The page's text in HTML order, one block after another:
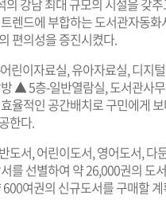
렌드에 부합하는 도서관자동
편의성을 증진시켰다.
린이자료실, 유아자료실, 디지
▲ 5층-일반열람실, 도서관사
율적인 공간배치로 구민에게
한다.
도서, 어린이도서, 영어도서, 다
를 선별하여 약 26,000권의 도
600여권의 신규도서를 구매할